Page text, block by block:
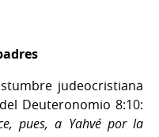
judeocristiana
Deuteronomio 8:10:
pues, a Yahvé por la